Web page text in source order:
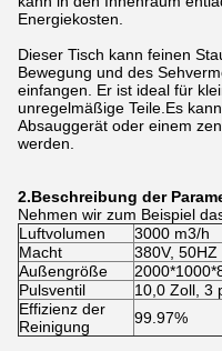
Energiekosten.
Dieser Tisch kann feinen
Bewegung und des
einfangen. Er ist ideal für
unregelmäßige Teile.Es
Absauggerät oder einem
werden.
2.Beschreibung der
Nehmen wir zum Beispiel
Luftvolumen
3000 m3/h
Macht
380V,
Außengröße
Pulsventil
10,0 Zoll, 3
Effizienz der
Reinigung
99.97%